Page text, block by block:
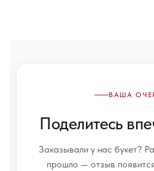
ВАША
Поделитесь
Заказывали у нас букет?
прошло — отзыв